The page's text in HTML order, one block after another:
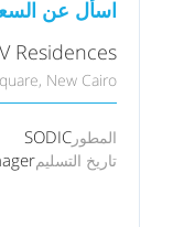
اسأل عن
V Residences
New Cairo
المطور SODIC
تاريخ التسليم